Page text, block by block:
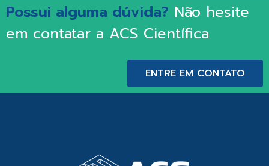
Possui alguma dúvida? Não hesite
em contatar a ACS Científica
ENTRE EM CONTATO